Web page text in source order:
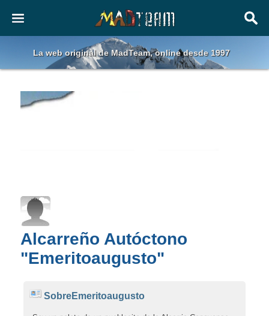
La web original de MadTeam, online desde 1997
Alcarreño Autóctono
"Emeritoaugusto"
SobreEmeritoaugusto